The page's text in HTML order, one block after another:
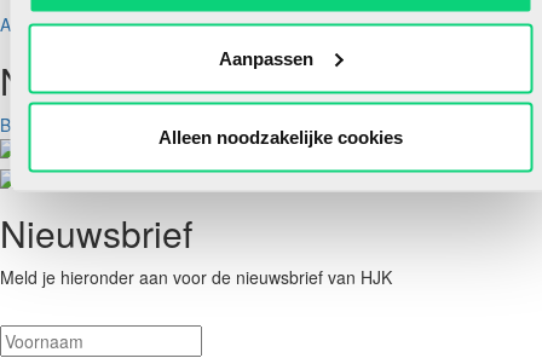
Aanpassen
Alleen noodzakelijke cookies
Account aanmaken
Nog geen abonnee?
Bekijk aanbod
Nieuwsbrief
Meld je hieronder aan voor de nieuwsbrief van HJK